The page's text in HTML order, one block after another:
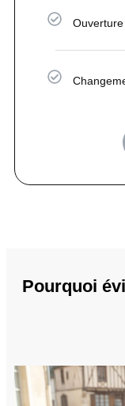
Pourquoi